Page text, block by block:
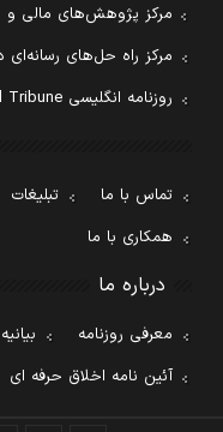
مرکز پژوهش‌های مالی و
مرکز راه حل‌های رسانه‌ای
روزنامه انگلیسی Financial Tribune
تماس با ما تبلیغات
همکاری با ما
درباره ما
معرفی روزنامه
آئین نامه اخلاق حرفه ای